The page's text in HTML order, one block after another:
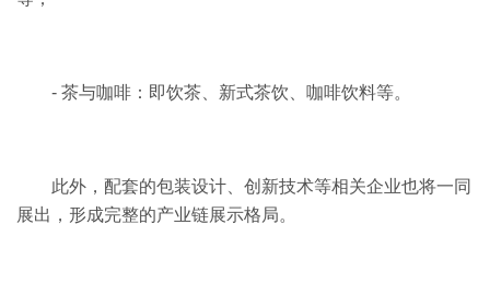
- 茶与咖啡：即饮茶、新式茶饮、咖啡饮料等。
此外，配套的包装设计、创新技术等相关企业也将一同
展出，形成完整的产业链展示格局。